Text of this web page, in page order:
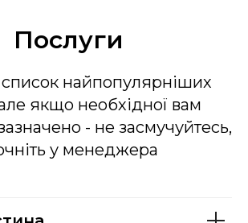
Послуги
найпопулярніших
якщо необхідної вам
- не засмучуйтесь,
у менеджера